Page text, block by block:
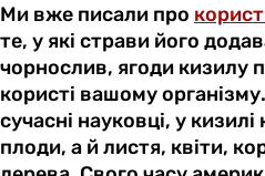
Ми вже писали про
те, у які страви його
чорнослив, ягоди кизилу
користі вашому
сучасні науковці, у кизилі
плоди, а й листя, квіти,